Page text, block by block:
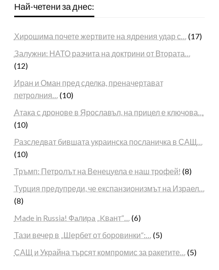
Най-четени за днес:
Хирошима почете жертвите на ядрения удар с…
(17)
Залужни: НАТО разчита на доктрини от Втората…
(12)
Иран и Оман пред сделка, преначертават
петролния…
(10)
Атака с дронове в Ярославъл, на прицел е ключова…
(10)
Разследват бившата украинска посланичка в САЩ…
(10)
Тръмп: Петролът на Венецуела е наш трофей! (8)
Турция предупреди, че експанзионизмът на Израел…
(8)
Made in Russia! Фaлиpa „Kвaнт“…
(6)
Тази вечер в „Шербет от боровинки“:…
(5)
САЩ и Украйна търсят компромис за ракетите…
(5)